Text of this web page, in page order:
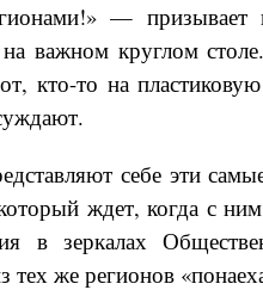
— призывает
важном круглом
кто-то на
себе эти
ждет, когда с
в зеркалах
тех же регионов